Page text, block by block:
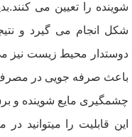
شوینده را تعیین می
دوستدار محیط زیست نیز
چشمگیری مایع شوینده و
این قابلیت را میتوانید